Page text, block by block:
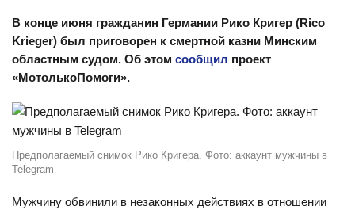
В конце июня гражданин Германии Рико Кригер (Rico
Krieger) был приговорен к смертной казни Минским
областным судом. Об этом сообщил проект
«МотолькоПомоги».
Предполагаемый снимок Рико Кригера. Фото: аккаунт мужчины в
Telegram
Мужчину обвинили в незаконных действиях в отношении